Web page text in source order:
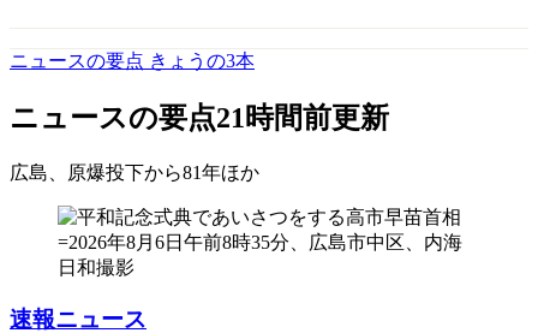
ニュースの要点 きょうの3本
ニュースの要点21時間前更新
広島、原爆投下から81年ほか
速報ニュース